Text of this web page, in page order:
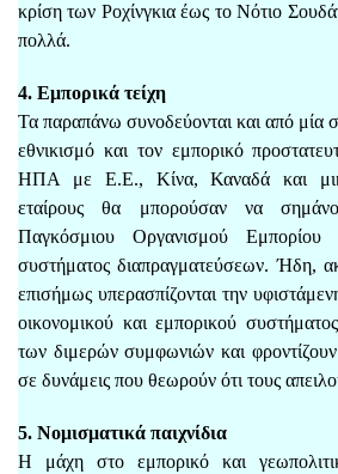
κρίση των Ροχίνγκια έως το Νότιο
πολλά.
4. Εμπορικά τείχη
Τα παραπάνω συνοδεύονται και από μία
εθνικισμό και τον εμπορικό
ΗΠΑ με Ε.Ε., Κίνα, Καναδά και
εταίρους θα μπορούσαν να
Παγκόσμιου Οργανισμού Εμπορίου
συστήματος διαπραγματεύσεων. Ήδη,
επισήμως υπερασπίζονται την
οικονομικού και εμπορικού
των διμερών συμφωνιών και
σε δυνάμεις που θεωρούν ότι τους
5. Νομισματικά παιχνίδια
Η μάχη στο εμπορικό και